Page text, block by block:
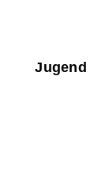
Jugend